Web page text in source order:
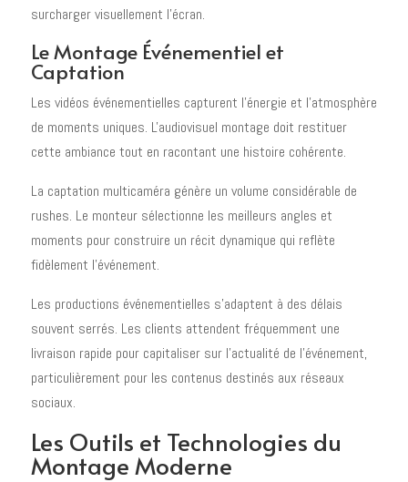
surcharger visuellement l'écran.
Le Montage Événementiel et
Captation
Les vidéos événementielles capturent l'énergie et l'atmosphère
de moments uniques. L'audiovisuel montage doit restituer
cette ambiance tout en racontant une histoire cohérente.
La captation multicaméra génère un volume considérable de
rushes. Le monteur sélectionne les meilleurs angles et
moments pour construire un récit dynamique qui reflète
fidèlement l'événement.
Les productions événementielles s'adaptent à des délais
souvent serrés. Les clients attendent fréquemment une
livraison rapide pour capitaliser sur l'actualité de l'événement,
particulièrement pour les contenus destinés aux réseaux
sociaux.
Les Outils et Technologies du
Montage Moderne